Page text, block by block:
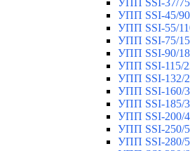
УПП SSI-45/
УПП SSI-55/
УПП SSI-75/
УПП SSI-90/
УПП SSI-115/
УПП SSI-132/
УПП SSI-160/
УПП SSI-185/
УПП SSI-200/
УПП SSI-250/
УПП SSI-280/